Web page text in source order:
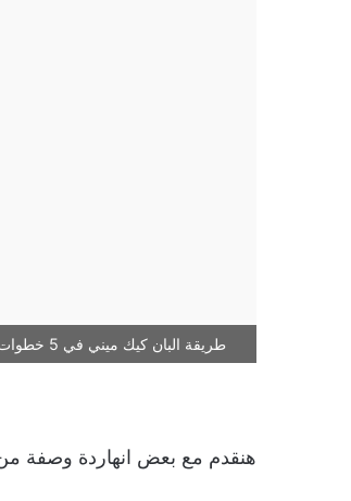
طريقة البان كيك ميني في 5 خطوات سهله
هنقدم مع بعض انهاردة وصفة